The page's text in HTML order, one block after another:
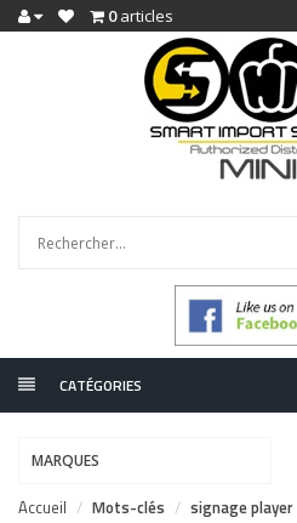
0articles
CATÉGORIES
MARQUES
Accueil Mots-clés signage player